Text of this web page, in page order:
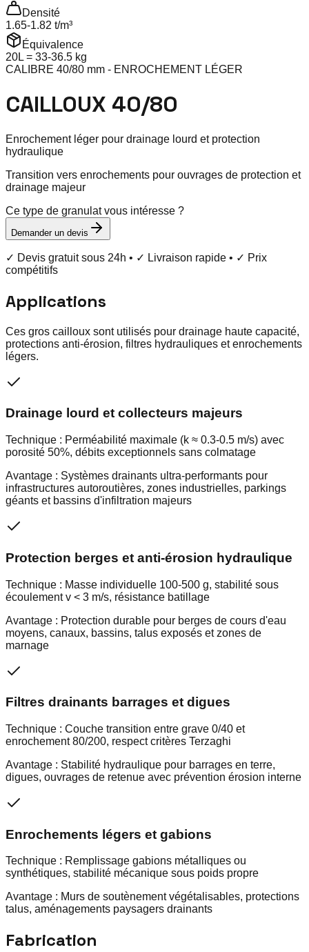
Densité
1.65-1.82 t/m³
Équivalence
20L = 33-36.5 kg
CALIBRE 40/80 mm - ENROCHEMENT LÉGER
CAILLOUX 40/80
Enrochement léger pour drainage lourd et protection
hydraulique
Transition vers enrochements pour ouvrages de protection et
drainage majeur
Ce type de granulat vous intéresse ?
Demander un devis
✓ Devis gratuit sous 24h • ✓ Livraison rapide • ✓ Prix
compétitifs
Applications
Ces gros cailloux sont utilisés pour drainage haute capacité,
protections anti-érosion, filtres hydrauliques et enrochements
légers.
Drainage lourd et collecteurs majeurs
Technique : Perméabilité maximale (k ≈ 0.3-0.5 m/s) avec
porosité 50%, débits exceptionnels sans colmatage
Avantage : Systèmes drainants ultra-performants pour
infrastructures autoroutières, zones industrielles, parkings
géants et bassins d'infiltration majeurs
Protection berges et anti-érosion hydraulique
Technique : Masse individuelle 100-500 g, stabilité sous
écoulement v < 3 m/s, résistance batillage
Avantage : Protection durable pour berges de cours d'eau
moyens, canaux, bassins, talus exposés et zones de
marnage
Filtres drainants barrages et digues
Technique : Couche transition entre grave 0/40 et
enrochement 80/200, respect critères Terzaghi
Avantage : Stabilité hydraulique pour barrages en terre,
digues, ouvrages de retenue avec prévention érosion interne
Enrochements légers et gabions
Technique : Remplissage gabions métalliques ou
synthétiques, stabilité mécanique sous poids propre
Avantage : Murs de soutènement végétalisables, protections
talus, aménagements paysagers drainants
Fabrication